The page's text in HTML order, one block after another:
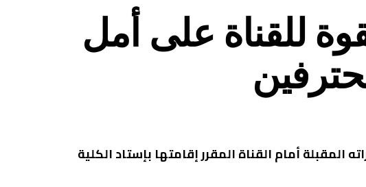
للقناة على أمل
المقبلة أمام القناة المقرر إقامتها بإستاد الكلية